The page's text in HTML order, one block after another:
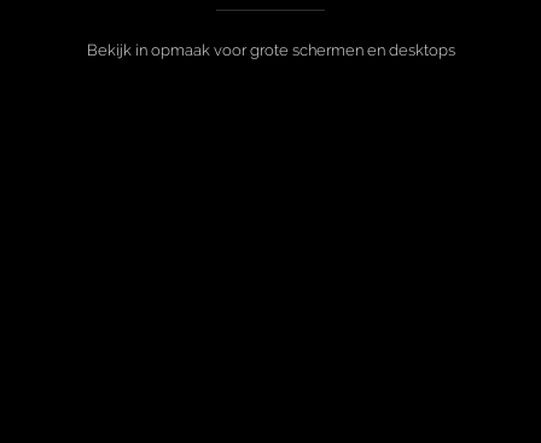
Bekijk in opmaak voor grote schermen en desktops